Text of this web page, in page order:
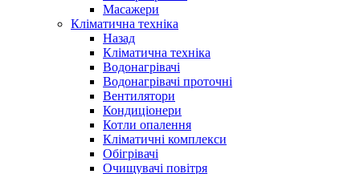
Масажери
Кліматична техніка
Назад
Кліматична техніка
Водонагрівачі
Водонагрівачі проточні
Вентилятори
Кондиціонери
Котли опалення
Кліматичні комплекси
Обігрівачі
Очищувачі повітря